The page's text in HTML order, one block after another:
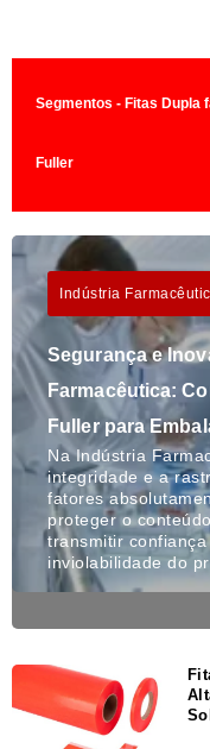
Segmentos - Fitas Dupla
Fuller
Indústria
Segurança e
Farmacêutica:
Fuller para
Na Indústria
integridade e a
fatores
proteger o
transmitir
inviolabilidade do